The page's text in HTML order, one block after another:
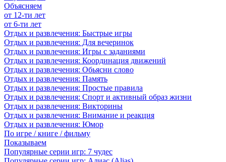
Объясняем
от 12-ти лет
от 6-ти лет
Отдых и развлечения: Быстрые игры
Отдых и развлечения: Для вечеринок
Отдых и развлечения: Игры с заданиями
Отдых и развлечения: Координация движений
Отдых и развлечения: Обьясни слово
Отдых и развлечения: Память
Отдых и развлечения: Простые правила
Отдых и развлечения: Спорт и активный образ жизни
Отдых и развлечения: Викторины
Отдых и развлечения: Внимание и реакция
Отдых и развлечения: Юмор
По игре / книге / фильму
Показываем
Популярные серии игр: 7 чудес